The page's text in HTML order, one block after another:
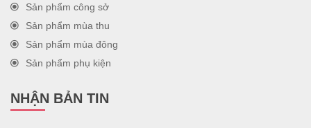
Sản phẩm công sở
Sản phẩm mùa thu
Sản phẩm mùa đông
Sản phẩm phụ kiện
NHẬN BẢN TIN